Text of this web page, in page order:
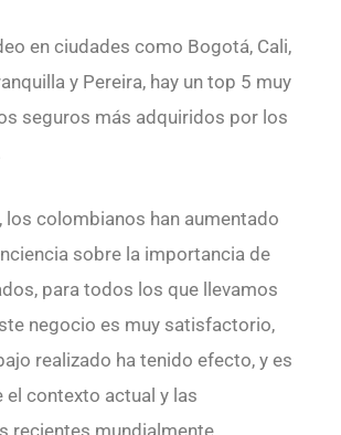
en ciudades como Bogotá, Cali,
y Pereira, hay un top 5 muy
seguros más adquiridos por los
los colombianos han aumentado
sobre la importancia de
para todos los que llevamos
negocio es muy satisfactorio,
realizado ha tenido efecto, y es
el contexto actual y las